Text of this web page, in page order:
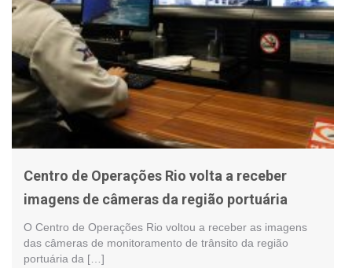
Centro de Operações Rio volta a receber
imagens de câmeras da região portuária
O Centro de Operações Rio voltou a receber as imagens
das câmeras de monitoramento de trânsito da região
portuária da […]